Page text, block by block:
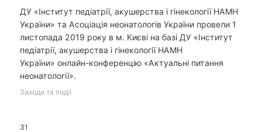
ДУ «Інститут педіатрії, акушерства і гінекології НАМН
України» та Асоціація неонатологів України провели 1
листопада 2019 року в м. Києві на базі ДУ «Інститут
педіатрії, акушерства і гінекології НАМН
України» онлайн-конференцію «Актуальні питання
неонатології».
Заходи та події
31